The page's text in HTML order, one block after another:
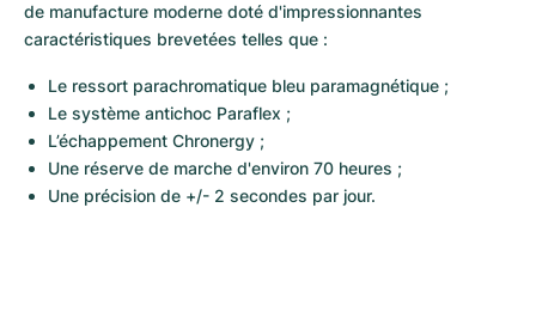
de manufacture moderne doté d'impressionnantes
caractéristiques brevetées telles que :
Le ressort parachromatique bleu paramagnétique ;
Le système antichoc Paraflex ;
L’échappement Chronergy ;
Une réserve de marche d'environ 70 heures ;
Une précision de +/- 2 secondes par jour.